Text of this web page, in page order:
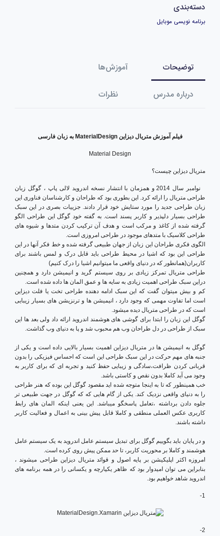
دسته‌بندی
برنامه نویسی موبایل
توضیحات آموزش‌ها
درباره مدرس نظرات
فیلم آموزشمتریال دیزاین MaterialDesign به زبانفارسی
Material Design
متریال دیزاین چیست؟
نوامبر سال 2014 و همزمان با انتشار نسخه اندروید لالی پاپ ، گوگل زبان
طراحی متریال را ارائه کرد. این بطوری بود که طراحان و کارشناسان فناوری این
زبان طراحی جدید را مورد ستایش خود قرار دادند. جزییات بصری در این سبک
طراحی بسیار دلپذیر و کاربر پسند است. به گفته خود گوگل این طراحی الگو
گرفته شده از کاغذ و مرکب است و هدف آن ترکیب کردن متدها و شیوه های
طراحی کلاسیک با متدهای موجود در طراحی امروزی است.
الگوی فکری طراحان این زبان از جهان طبیعی گرفته شده و خط فکر آنها در این
طراحی این بود که اشیا در محیط طراحی باید قابل درک و لمس باشند برای
کاربران(همانطور که در دنیای واقعی ما میتوانیم اشیا را درک کنیم)
طراحی متریال تمرکز زیادی بر روی سیستم گرید و انیمیشن دارد و همچنین
دراین سبک طراحی اهمیت زیادی به سایه ها و عمق المان ها داده شده است.
کم و بیش میتوان گفت که این سبک ادامه دهنده طراحی تخت یا فلت دیزاین
است اما تفاوت مهمی که وجود دارد ، انیمیشن ها و ترنزیشن های بسیار زیبایی
است که در طراحی متریال دیده میشود.
گوگل این زبان را ابتدا برای گوشی های هوشمند اندروید ارائه داد ولی بعد ها این
سبک از طراحی در دل طراحان وب هم محبوب شد و پا به دنیای وب گذاشت.
گوگل به انیمیشن ها در متریال دیزاین اهمیت بسیار بالایی داده است و یکی از
جنبه های مهم حرکت در این سبک طراحی این است که احساس فیزیکی را بدون
قربانی کردن ظرافت،سادگی و زیبایی حفظ کنید و تجربه ای که برای کاربر به
وجود می آید کاملا بدون نقص و کاستی باشد.
خب همینطور که تا به اینجا متوجه شده اید مقصود گوگل این بوده که هنر طراحی
را به دنیای واقعی نزدیک کند. یکی از گام هایی که که گوگل در جهت طبیعی تر
جلوه دادن برداشته ،تعامل پاسخگو میباشد. این یعنی اینکه المان های رابط
کاربری عکس العملی منطقی و کاملا قابل پیش بینی به اعمال و فعالیت کاربر
داشته باشند.
و در پایان باید بگوییم گوگل برای تبدیل سیستم عامل اندروید به یک سیستم عامل
هوشمند و کاملا بر محوریت کاربر، تا حد ممکن پیش روی کرده است.
امروزه اکثر اپلیکیشن بر پایه اصول و قوائد متریال دیزاین طراحی میشوند ،
بنابراین می توان امیدوار بود که ظاهر یکپارچه و یکسانی را در همه برنامه های
اندروید شاهد خواهیم بود.
1-
2-